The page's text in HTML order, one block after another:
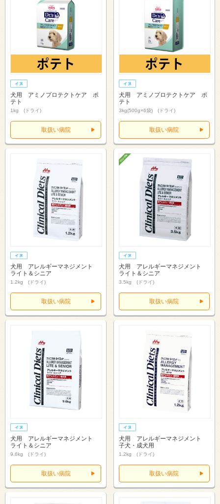
犬用 アミノプロテクトケア ポ
テト
1kg (ドライ)
取扱い病院
犬用 アミノプロテクトケア ポ
テト
3kg(500g×6袋) (ドライ)
取扱い病院
犬用 アレルギーマネジメント
ライト＆シニア
1.2kg (ドライ)
取扱い病院
犬用 アレルギーマネジメント
ライト＆シニア
3.5kg (ドライ)
取扱い病院
犬用 アレルギーマネジメント
ライト＆シニア
9.6kg (ドライ)
取扱い病院
犬用 アレルギーマネジメント
子犬・成犬用
1.2kg (ドライ)
取扱い病院